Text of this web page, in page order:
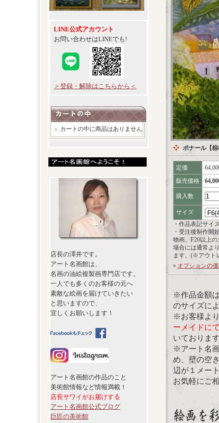
LINE公式アカウント
お問い合わせはLINEでも!
＞登録・解除はこちらから＜
カートの中に商品はありません
店長の澤井です。
アート名画館は、
名画の油絵複製画専門店です。
一人でも多くのお客様の元へ
素敵な絵画を届けていきたい
と思いますので、
宜しくお願いします！
アート名画館の作品のこと
美術館情報など情報満載！
店長サワイがお届けする
アート名画館公式ブログ
巨匠の美術館
ボナール【
定価
販売価格
購入数
サイズ
・作品表記サイ
・受注後制作開
物画、F20以上
場合には通常よ
ます。(※アウト
» オプションの
※作品金額
のサイズに
※お客様よ
ーメイドに
いておりま
※アート名
め、壁の空
辺が１メー
お気軽にご